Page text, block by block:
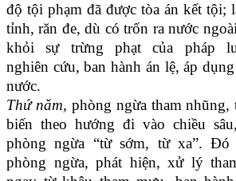
độ tội phạm đã được tòa án kết tội;
tỉnh, răn đe, dù có trốn ra nước
khỏi sự trừng phạt của pháp
nghiên cứu, ban hành án lệ, áp
nước.
Thứ năm, phòng ngừa tham nhũng,
biến theo hướng đi vào chiều
phòng ngừa “từ sớm, từ xa”. Đó
phòng ngừa, phát hiện, xử lý